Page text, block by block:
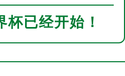
已经开始！